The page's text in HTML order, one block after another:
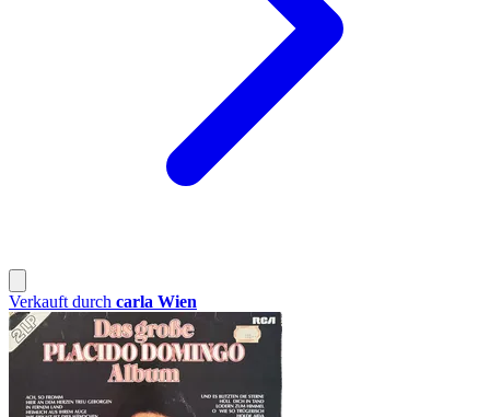
Verkauft durch carla Wien